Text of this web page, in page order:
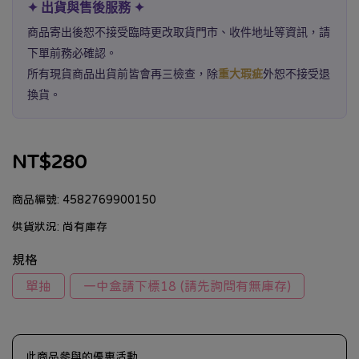
✦ 出貨與售後服務 ✦
商品寄出後恕不接受臨時更改取貨門市、收件地址等資訊，請
下單前務必確認。
所有現貨商品出貨前皆會再三檢查，除重大瑕疵外恕不接受退
換貨。
NT$280
商品編號: 4582769900150
供貨狀況: 尚有庫存
規格
單抽
一中盒請下標18 (請先詢問有無庫存)